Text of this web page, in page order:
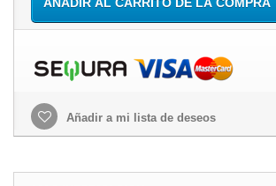
AÑADIR AL CARRITO DE LA COMPRA
Añadir a mi lista de deseos